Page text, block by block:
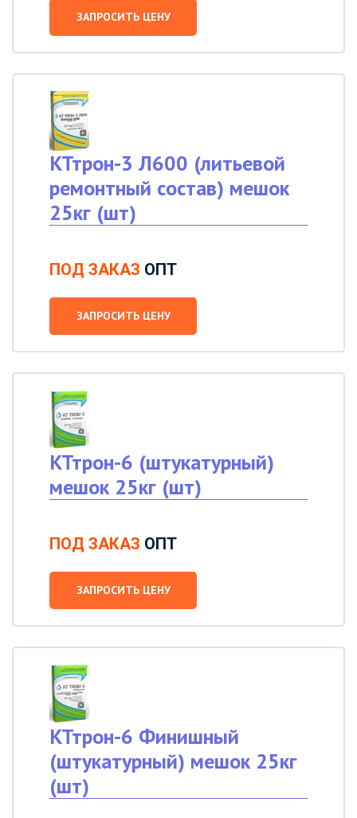
ЗАПРОСИТЬ ЦЕНУ
КТтрон-3 Л600 (литьевой
ремонтный состав) мешок
25кг (шт)
ПОД ЗАКАЗ ОПТ
ЗАПРОСИТЬ ЦЕНУ
КТтрон-6 (штукатурный)
мешок 25кг (шт)
ПОД ЗАКАЗ ОПТ
ЗАПРОСИТЬ ЦЕНУ
КТтрон-6 Финишный
(штукатурный) мешок 25кг
(шт)